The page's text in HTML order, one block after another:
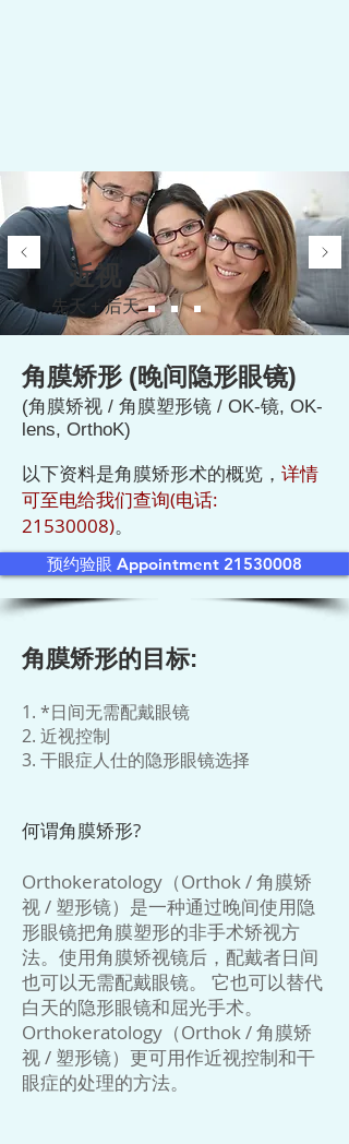
近视
先天 + 后天
角膜矫形 (晚间隐形眼镜)
(角膜矫视 / 角膜塑形镜 / OK-镜, OK-
lens, OrthoK)
以下资料是角膜矫形术的概览， 详情
可至电给我们查询(电话:
21530008)。
预约验眼 Appointment 21530008
角膜矫形的目标:
1. *日间无需配戴眼镜
2. 近视控制
3. 干眼症人仕的隐形眼镜选择
何谓角膜矫形?
Orthokeratology（Orthok / 角膜矫
视 / 塑形镜）是一种通过晚间使用隐
形眼镜把角膜塑形的非手术矫视方
法。使用角膜矫视镜后，配戴者日间
也可以无需配戴眼镜。 它也可以替代
白天的隐形眼镜和屈光手术。
Orthokeratology（Orthok / 角膜矫
视 / 塑形镜）更可用作近视控制和干
眼症的处理的方法。